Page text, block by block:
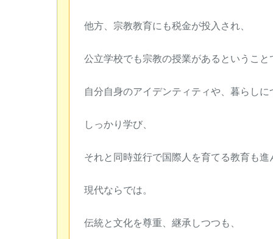
他方、宗教教育にも税金が投入され、
公立学校でも宗教の授業があるということ
自分自身のアイデンティティや、暮らしに
しっかり学び、
それと同時並行で国際人を育てる教育も進
現代ならでは。
伝統と文化を尊重、継承しつつも、